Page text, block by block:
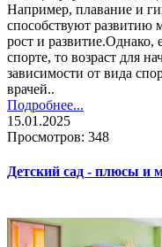
Например, плавание и
способствуют развитию
рост и развитие.Однако,
спорте, то возраст для
зависимости от вида
врачей..
Подробнее...
15.01.2025
Просмотров: 348
Детский сад - плюсы и